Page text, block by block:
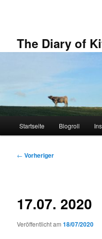
The Diary of
Startseite Blogroll
Beitragsnavigation
← Vorheriger
17.07. 2020
Veröffentlicht am18/07/2020